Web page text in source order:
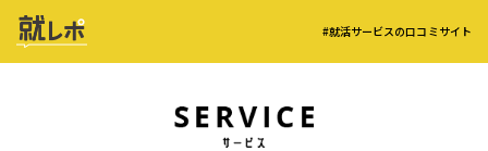
#就活サービスの口コミサイト